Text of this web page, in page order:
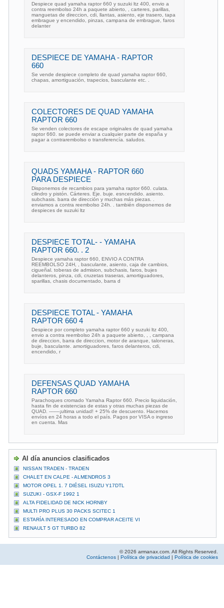
Despiece quad yamaha raptor 660 y suzuki ltz 400, envio a
contra reembolso 24h a paquete abierto, , carteres, parillas,
manguetas de direccion, cdi, llantas, asiento, eje trasero, tapa
embrague y encendido, pinzas, campana de embrague, faros
delanter
DESPIECE DE YAMAHA - RAPTOR
660
Se vende despiece completo de quad yamaha raptor 660,
chapas, amortiguación, trapecios, basculante etc. .
COLECTORES DE QUAD YAMAHA
RAPTOR 660
Se venden colectores de escape originales de quad yamaha
raptor 660. se puede enviar a cualquier parte de españa y
pagar a contrarembolso o transferencía. saludos.
QUADS YAMAHA - RAPTOR 660
PARA DESPIECE
Disponemos de recambios para yamaha raptor 660. culata.
cilindro y pistón. Cárteres. Eje. buje. esncendido. asiento.
subchasis. barra de dirección y muchas más piezas. .
enviamos a contra reembolso 24h. . también disponemos de
despieces de suzuki ltz
DESPIECE TOTAL- - YAMAHA
RAPTOR 660. . 2
Despiece yamaha raptor 660, ENVIO A CONTRA
REEMBOLSO 24H, , basculante, asiento, caja de cambios,
cigueñal. toberas de admision, subchasis, faros, bujes
delanteros, pinza, cdi, cruzetas traseras, amortiguadores,
sparillas, chasis documentado, barra d
DESPIECE TOTAL - YAMAHA
RAPTOR 660 4
Despiece por completo yamaha raptor 660 y suzuki ltz 400,
envio a contra reembolso 24h a paquete abierto, , , campana
de direccion, barra de direccion, motor de aranque, taloneras,
buje, basculante. amortiguadores, faros delanteros, cdi,
encendido, r
DEFENSAS QUAD YAMAHA
RAPTOR 660
Parachoques cromado Yamaha Raptor 660. Precio liquidación,
hasta fin de existencias de estas y otras muchas piezas de
QUAD. -------¡ultima unidad! + 25% de descuento. Hacemos
envíos en 24 horas a todo el país. Pagos por VISA o ingreso
en cuenta. Mas
Al día anuncios clasificados
NISSAN TRADEN - TRADEN
CHALET EN CALPE - ALMENDROS 3
MOTOR OPEL 1. 7 DIÉSEL ISUZU Y17DTL
SUZUKI - GSX-F 1992 1
ALTA FIDELIDAD DE NICK HORNBY
MULTI PRO PLUS 30 PACKS SCITEC 1
ESTARÍA INTERESADO EN COMPRAR ACEITE VI
RENAULT 5 GT TURBO 82
© 2026 armanax.com. All Rights Reserved.
Contáctenos | Política de privacidad | Política de cookies